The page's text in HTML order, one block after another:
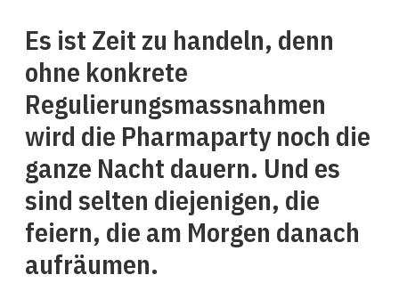
Es ist Zeit zu handeln, denn
ohne konkrete
Regulierungsmassnahmen
wird die Pharmaparty noch die
ganze Nacht dauern. Und es
sind selten diejenigen, die
feiern, die am Morgen danach
aufräumen.